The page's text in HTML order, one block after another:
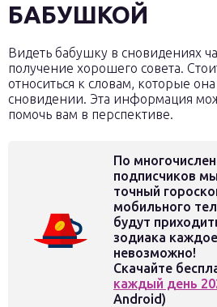
БАБУШКОЙ
Видеть бабушку в сновидениях
получение хорошего совета.
относиться к словам, которые
сновидении. Эта информация
помочь вам в перспективе.
По
подписчиков
точный
мобильного
будут
зодиака
невозможно!
Скачайте
каждый день
Android)